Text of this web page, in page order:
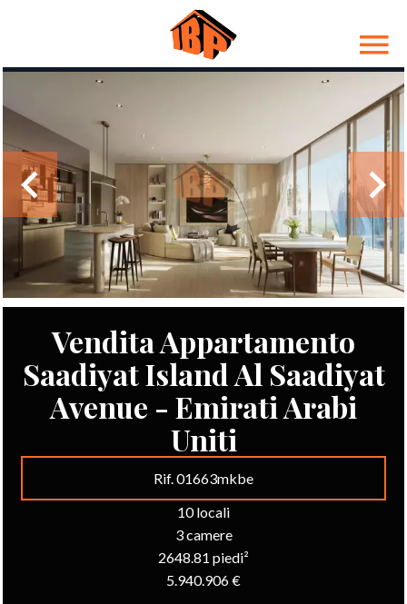
Vendita Appartamento
Saadiyat Island Al Saadiyat
Avenue - Emirati Arabi
Uniti
Rif. 01663mkbe
10 locali
3 camere
2648.81 piedi²
5.940.906 €